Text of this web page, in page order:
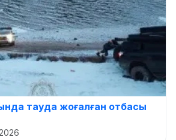
тауда жоғалған отбасы